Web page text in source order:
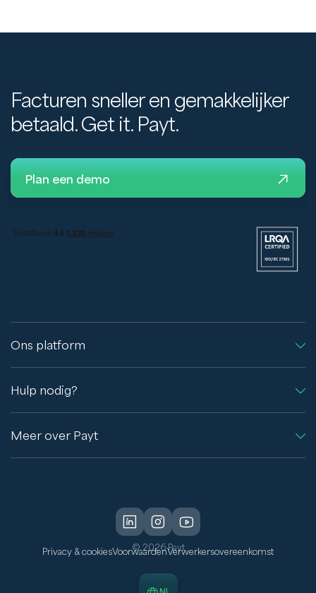
Facturen sneller en gemakkelijker
betaald. Get it. Payt.
Plan een demo
Ons platform
Hulp nodig?
Meer over Payt
© 2026 Payt
Privacy & cookiesVoorwaardenVerwerkersovereenkomst